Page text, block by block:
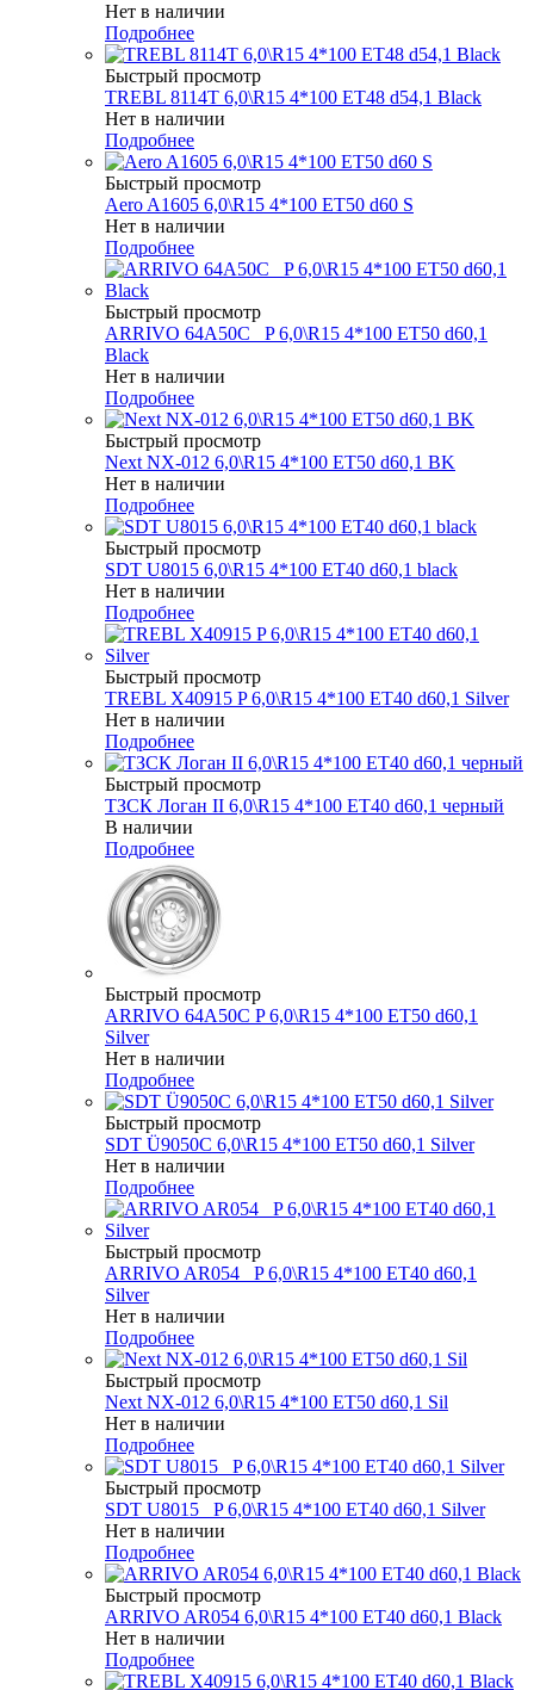
Нет в наличии
Подробнее
Быстрый просмотр
TREBL 8114T 6,0\R15 4*100 ET48 d54,1 Black
Нет в наличии
Подробнее
Быстрый просмотр
Aero A1605 6,0\R15 4*100 ET50 d60 S
Нет в наличии
Подробнее
Быстрый просмотр
ARRIVO 64A50C _P 6,0\R15 4*100 ET50 d60,1
Black
Нет в наличии
Подробнее
Быстрый просмотр
Next NX-012 6,0\R15 4*100 ET50 d60,1 BK
Нет в наличии
Подробнее
Быстрый просмотр
SDT U8015 6,0\R15 4*100 ET40 d60,1 black
Нет в наличии
Подробнее
Быстрый просмотр
TREBL X40915 P 6,0\R15 4*100 ET40 d60,1 Silver
Нет в наличии
Подробнее
Быстрый просмотр
ТЗСК Логан II 6,0\R15 4*100 ET40 d60,1 черный
В наличии
Подробнее
Быстрый просмотр
ARRIVO 64A50C P 6,0\R15 4*100 ET50 d60,1
Silver
Нет в наличии
Подробнее
Быстрый просмотр
SDT Ü9050C 6,0\R15 4*100 ET50 d60,1 Silver
Нет в наличии
Подробнее
Быстрый просмотр
ARRIVO AR054 _P 6,0\R15 4*100 ET40 d60,1
Silver
Нет в наличии
Подробнее
Быстрый просмотр
Next NX-012 6,0\R15 4*100 ET50 d60,1 Sil
Нет в наличии
Подробнее
Быстрый просмотр
SDT U8015 _P 6,0\R15 4*100 ET40 d60,1 Silver
Нет в наличии
Подробнее
Быстрый просмотр
ARRIVO AR054 6,0\R15 4*100 ET40 d60,1 Black
Нет в наличии
Подробнее